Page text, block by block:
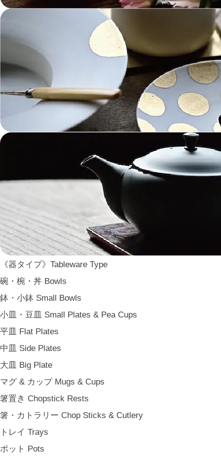
《器タイプ》Tableware Type
碗・椀・丼 Bowls
鉢・小鉢 Small Bowls
小皿・豆皿 Small Plates & Pea Cups
平皿 Flat Plates
中皿 Side Plates
大皿 Big Plate
マグ & カップ Mugs & Cups
箸置き Chopstick Rests
箸・カトラリー Chop Sticks & Cutlery
トレイ Trays
ポット Pots
こども用 Kids Tableware
《作家・工芸》Crafts
漆器 Lacquerware
木工 Woodwork
ガラス Glass
金工 Metalwork
革 Leather
鋳物 Cast Metal
香 Insence
《ブランド》Brands
東屋 Azmaya
能作 Nosaku
二上 FUTAGAMI
畑漆器 HATA SHIKKI
薫寿堂 Kunjyudo
織田幸銅器 Odako Douki
ARAS
WDH
WASARA
一果ニ花 icca nicca
そのほか e.t.c
《食卓》Dining
家族の食卓 Family Tableware
子どもの食卓 Children's Tableware